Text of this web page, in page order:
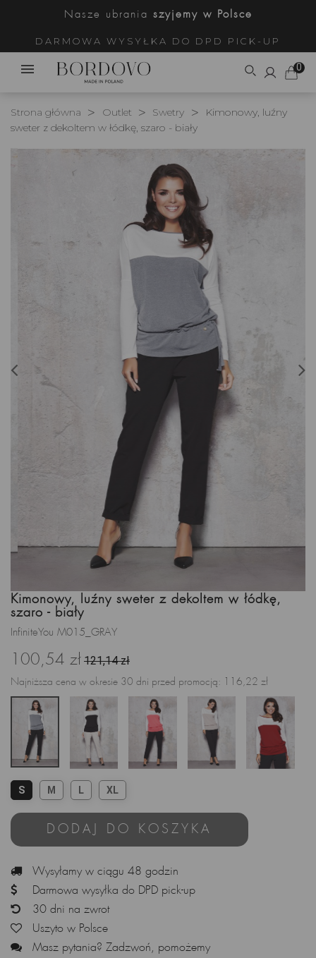
Nasze ubrania szyjemy w Polsce
DARMOWA WYSYŁKA DO DPD PICK-UP
0
Strona główna Outlet Swetry
Kimonowy, luźny
sweter z dekoltem w łódkę, szaro - biały
Kimonowy, luźny sweter z dekoltem w łódkę,
szaro - biały
InfiniteYou M015_GRAY
100,54 zł 121,14 zł
Najniższa cena w okresie 30 dni przed promocją: 116,22 zł
S M L XL
DODAJ DO KOSZYKA
Wysyłamy w ciągu 48 godzin
Darmowa wysyłka do DPD pick-up
30 dni na zwrot
Uszyto w Polsce
Masz pytania? Zadzwoń, pomożemy